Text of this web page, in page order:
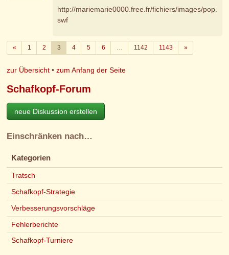
http://mariemarie0000.free.fr/fichiers/images/pop.
swf
«Zurück
1 2 3 4 5 6 … 1142 1143 »Weiter
zur Übersicht •zum Anfang der Seite
Schafkopf-Forum
neue Diskussion erstellen
Einschränken nach…
Kategorien
Tratsch
Schafkopf-Strategie
Verbesserungsvorschläge
Fehlerberichte
Schafkopf-Turniere